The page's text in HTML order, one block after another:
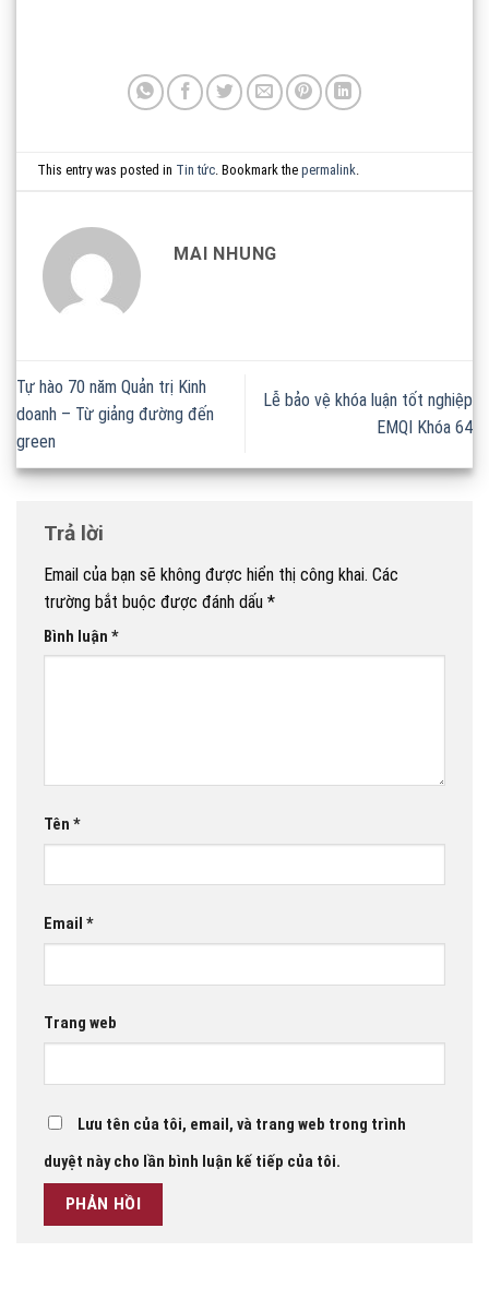
This entry was posted in Tin tức . Bookmark thepermalink
MAI NHUNG
Tự hào 70 năm Quản trị Kinh
doanh – Từ giảng đường đến
green
Lễ bảo vệ khóa luận tốt nghiệp
EMQI Khóa 64
Trả lời
Email của bạn sẽ không được hiển thị công khai. Các
trường bắt buộc được đánh dấu *
Bình luận *
Tên *
Email *
Trang web
Lưu tên của tôi, email, và trang web trong trình
duyệt này cho lần bình luận kế tiếp của tôi.